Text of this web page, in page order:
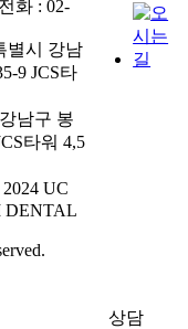
상담